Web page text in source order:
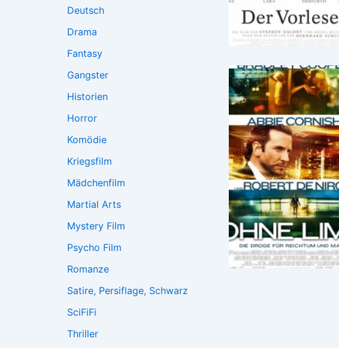
Deutsch
Drama
Fantasy
Gangster
Historien
Horror
Komödie
Kriegsfilm
Mädchenfilm
Martial Arts
Mystery Film
Psycho Film
Romanze
Satire, Persiflage, Schwarz
SciFiFi
Thriller